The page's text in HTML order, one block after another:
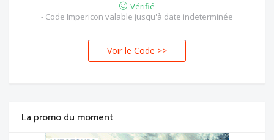
Vérifié
- Code Impericon valable jusqu'à date indeterminée
Voir le Code >>
La promo du moment